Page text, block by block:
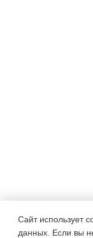
Сайт использует
данных. Если вы